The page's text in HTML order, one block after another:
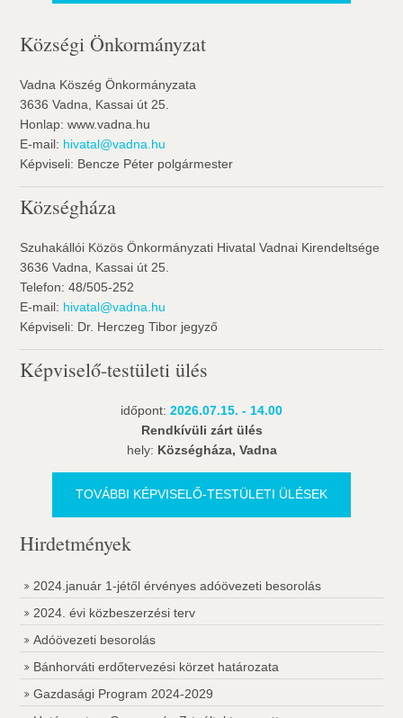
Községi Önkormányzat
Vadna Köszég Önkormányzata
3636 Vadna, Kassai út 25.
Honlap: www.vadna.hu
E-mail: hivatal@vadna.hu
Képviseli: Bencze Péter polgármester
Községháza
Szuhakállói Közös Önkormányzati Hivatal Vadnai Kirendeltsége
3636 Vadna, Kassai út 25.
Telefon: 48/505-252
E-mail: hivatal@vadna.hu
Képviseli: Dr. Herczeg Tibor jegyző
Képviselő-testületi ülés
időpont: 2026.07.15. - 14.00
Rendkívüli zárt ülés
hely: Községháza, Vadna
TOVÁBBI KÉPVISELŐ-TESTÜLETI ÜLÉSEK
Hirdetmények
2024.január 1-jétől érvényes adóövezeti besorolás
2024. évi közbeszerzési terv
Adóövezeti besorolás
Bánhorváti erdőtervezési körzet határozata
Gazdasági Program 2024-2029